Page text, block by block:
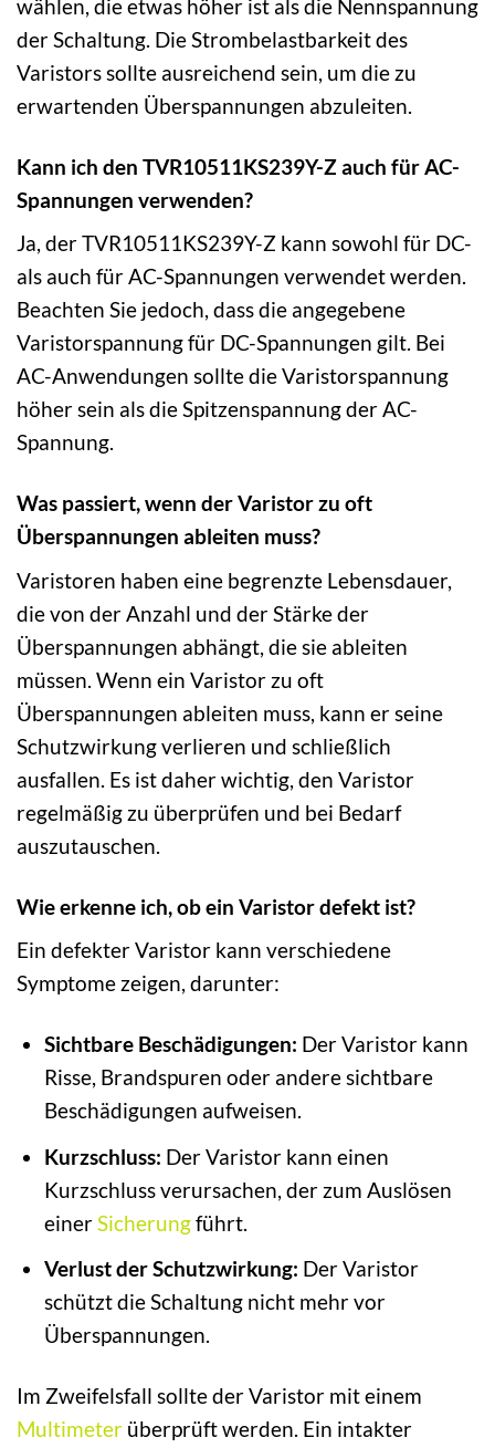
wählen, die etwas höher ist als die Nennspannung
der Schaltung. Die Strombelastbarkeit des
Varistors sollte ausreichend sein, um die zu
erwartenden Überspannungen abzuleiten.
Kann ich den TVR10511KS239Y-Z auch für AC-
Spannungen verwenden?
Ja, der TVR10511KS239Y-Z kann sowohl für DC-
als auch für AC-Spannungen verwendet werden.
Beachten Sie jedoch, dass die angegebene
Varistorspannung für DC-Spannungen gilt. Bei
AC-Anwendungen sollte die Varistorspannung
höher sein als die Spitzenspannung der AC-
Spannung.
Was passiert, wenn der Varistor zu oft
Überspannungen ableiten muss?
Varistoren haben eine begrenzte Lebensdauer,
die von der Anzahl und der Stärke der
Überspannungen abhängt, die sie ableiten
müssen. Wenn ein Varistor zu oft
Überspannungen ableiten muss, kann er seine
Schutzwirkung verlieren und schließlich
ausfallen. Es ist daher wichtig, den Varistor
regelmäßig zu überprüfen und bei Bedarf
auszutauschen.
Wie erkenne ich, ob ein Varistor defekt ist?
Ein defekter Varistor kann verschiedene
Symptome zeigen, darunter:
Sichtbare Beschädigungen: Der Varistor kann
Risse, Brandspuren oder andere sichtbare
Beschädigungen aufweisen.
Kurzschluss: Der Varistor kann einen
Kurzschluss verursachen, der zum Auslösen
einerSicherungführt.
Verlust der Schutzwirkung: Der Varistor
schützt die Schaltung nicht mehr vor
Überspannungen.
Im Zweifelsfall sollte der Varistor mit einem
Multimeter überprüft werden. Ein intakter